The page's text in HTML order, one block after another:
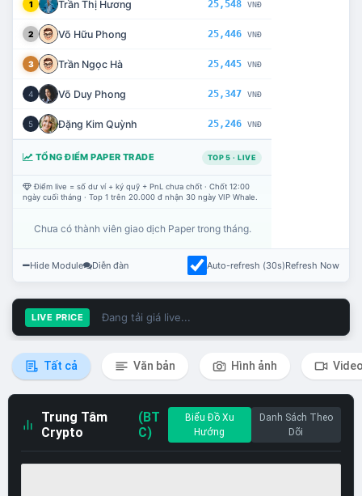
1 Trần Thị Hương 25,548 VNĐ
2 Võ Hữu Phong 25,446 VNĐ
3 Trần Ngọc Hà 25,445 VNĐ
4 Võ Duy Phong 25,347 VNĐ
5 Đặng Kim Quỳnh 25,246 VNĐ
TỔNG ĐIỂM PAPER TRADE TOP 5 · LIVE
Điểm live = số dư ví + ký quỹ + PnL chưa chốt · Chốt 12:00
ngày cuối tháng · Top 1 trên 20.000 đ nhận 30 ngày VIP Whale.
Chưa có thành viên giao dịch Paper trong tháng.
Hide Module Diễn đàn Auto-refresh (30s)Refresh Now
LIVE PRICE Đang tải giá live...
Tất cả Văn bản Hình ảnh
Trung Tâm
Crypto
(BT
C)
Biểu Đồ Xu
Hướng
Danh Sách Theo
Dõi